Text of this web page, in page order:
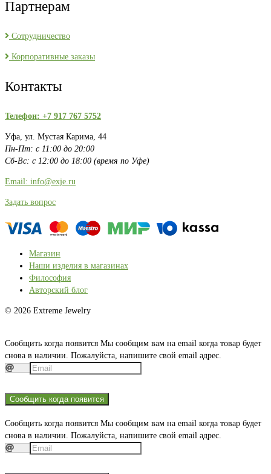
Партнерам
Сотрудничество
Корпоративные заказы
Контакты
Телефон: +7 917 767 5752
Уфа, ул. Мустая Карима, 44
Пн-Пт: с 11:00 до 20:00
Сб-Вс: с 12:00 до 18:00 (время по Уфе)
Email: info@exje.ru
Задать вопрос
Магазин
Наши изделия в магазинах
Философия
Авторский блог
© 2026 Extreme Jewelry
Сообщить когда появится Мы сообщим вам на email когда товар будет
снова в наличии. Пожалуйста, напишите свой email адрес.
Сообщить когда появится
Сообщить когда появится Мы сообщим вам на email когда товар будет
снова в наличии. Пожалуйста, напишите свой email адрес.